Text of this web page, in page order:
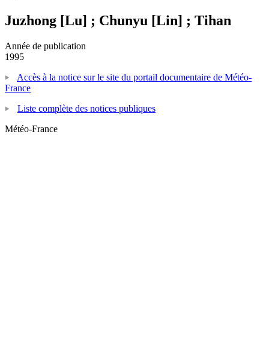
Juzhong [Lu] ; Chunyu [Lin] ; Tihan
Année de publication
1995
Accès à la notice sur le site du portail documentaire de Météo-
France
Liste complète des notices publiques
Météo-France